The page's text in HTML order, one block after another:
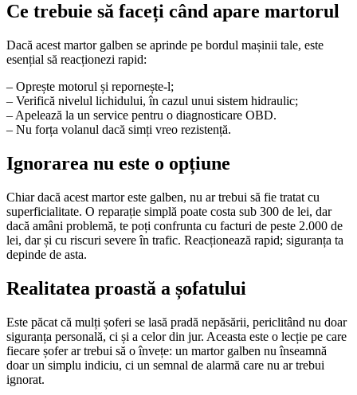
Ce trebuie să faceți când apare martorul
Dacă acest martor galben se aprinde pe bordul mașinii tale, este
esențial să reacționezi rapid:
– Oprește motorul și repornește-l;
– Verifică nivelul lichidului, în cazul unui sistem hidraulic;
– Apelează la un service pentru o diagnosticare OBD.
– Nu forța volanul dacă simți vreo rezistență.
Ignorarea nu este o opțiune
Chiar dacă acest martor este galben, nu ar trebui să fie tratat cu
superficialitate. O reparație simplă poate costa sub 300 de lei, dar
dacă amâni problemă, te poți confrunta cu facturi de peste 2.000 de
lei, dar și cu riscuri severe în trafic. Reacționează rapid; siguranța ta
depinde de asta.
Realitatea proastă a șofatului
Este păcat că mulți șoferi se lasă pradă nepăsării, periclitând nu doar
siguranța personală, ci și a celor din jur. Aceasta este o lecție pe care
fiecare șofer ar trebui să o învețe: un martor galben nu înseamnă
doar un simplu indiciu, ci un semnal de alarmă care nu ar trebui
ignorat.